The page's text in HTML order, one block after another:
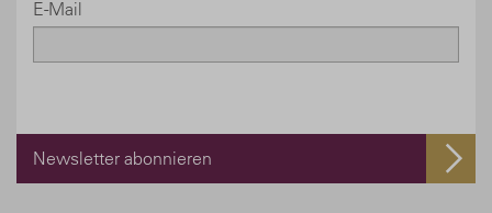
E-Mail
Newsletter abonnieren